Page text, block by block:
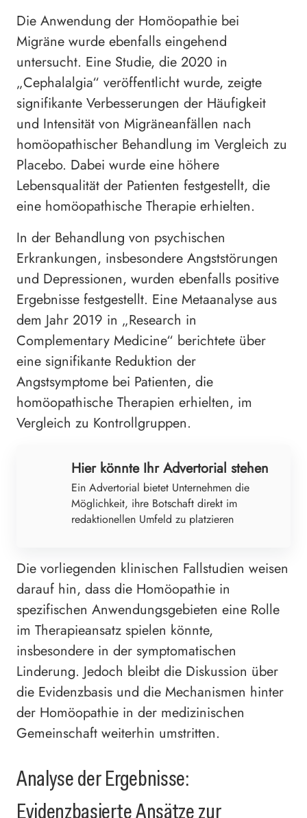
Die Anwendung der Homöopathie bei
Migräne wurde ebenfalls eingehend
untersucht. Eine Studie, die 2020 in
„Cephalalgia“ veröffentlicht wurde, zeigte
signifikante Verbesserungen der Häufigkeit
und Intensität von Migräneanfällen nach
homöopathischer Behandlung im Vergleich zu
Placebo. Dabei wurde eine höhere
Lebensqualität der Patienten festgestellt, die
eine homöopathische Therapie erhielten.
In der Behandlung von psychischen
Erkrankungen, insbesondere Angststörungen
und Depressionen, wurden ebenfalls positive
Ergebnisse festgestellt. Eine Metaanalyse aus
dem Jahr 2019 in „Research in
Complementary Medicine“ berichtete über
eine signifikante Reduktion der
Angstsymptome bei Patienten, die
homöopathische Therapien erhielten, im
Vergleich zu Kontrollgruppen.
Hier könnte Ihr Advertorial stehen
Ein Advertorial bietet Unternehmen die
Möglichkeit, ihre Botschaft direkt im
redaktionellen Umfeld zu platzieren
Die vorliegenden klinischen Fallstudien weisen
darauf hin, dass die Homöopathie in
spezifischen Anwendungsgebieten eine Rolle
im Therapieansatz spielen könnte,
insbesondere in der symptomatischen
Linderung. Jedoch bleibt die Diskussion über
die Evidenzbasis und die Mechanismen hinter
der Homöopathie in der medizinischen
Gemeinschaft weiterhin umstritten.
Analyse der Ergebnisse:
Evidenzbasierte Ansätze zur